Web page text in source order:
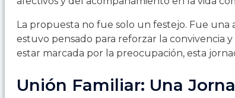
La propuesta no fue solo un festejo. Fue
estuvo pensado para reforzar la convivencia y
estar marcada por la preocupación, esta
Unión Familiar: Una